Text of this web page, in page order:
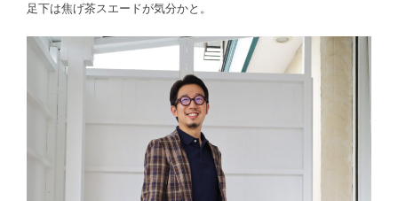
足下は焦げ茶スエードが気分かと。